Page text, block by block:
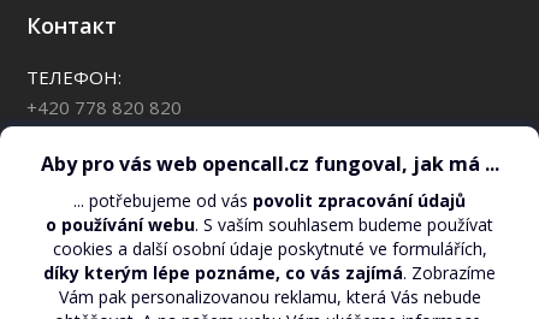
Контакт
ТЕЛЕФОН:
+420 778 820 820
*88 для клиентов OpenCall
АКТУАЛЬНИЙ ЗАЛИШОК ГРОШЕЙ НА РАХУНКУ:
*110*#
АДРЕСА ЕЛЕКТРОННОЇ ПОШТИ: